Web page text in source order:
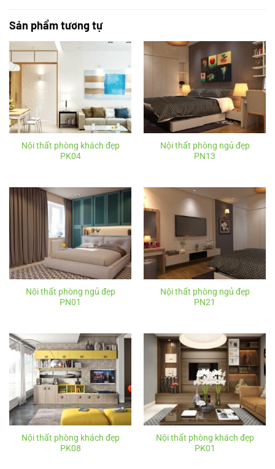
Sản phẩm tương tự
Nội thất phòng khách đẹp
PK04
Nội thất phòng ngủ đẹp
PN13
Nội thất phòng ngủ đẹp
PN01
Nội thất phòng ngủ đẹp
PN21
Nội thất phòng khách đẹp
PK08
Nội thất phòng khách đẹp
PK01